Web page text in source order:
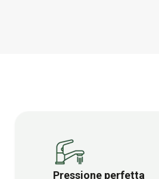
Pressione perfetta